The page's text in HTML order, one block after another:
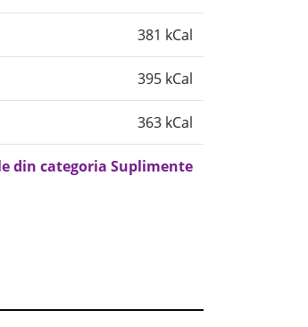
381 kCal
395 kCal
363 kCal
din categoria Suplimente